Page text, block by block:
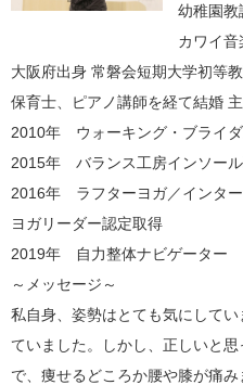
幼稚園教
カワイ
大阪府出身 常磐会短期大学初等
保育士、ピアノ講師を経て結婚
2010年 ウォーキング・ブライ
2015年 バランス工房インソー
2016年 ラフターヨガ／インタ
ヨガリーダー認定取得
2019年 自力整体ナビゲーター
～メッセージ～
私自身、姿勢はとても気にして
ていました。しかし、正しいと
で、痩せるどころか腰や膝が痛